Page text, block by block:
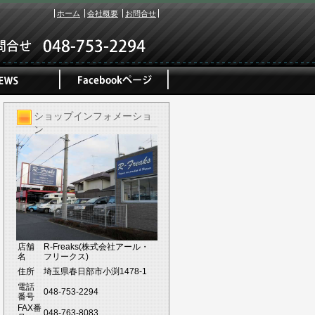
ホーム 会社概要 お問合せ
ショップインフォメーショ
ン
店舗
名
R-Freaks(株式会社アール・
フリークス)
住所
埼玉県春日部市小渕1478-1
電話
番号
048-753-2294
FAX番 048-763-8083